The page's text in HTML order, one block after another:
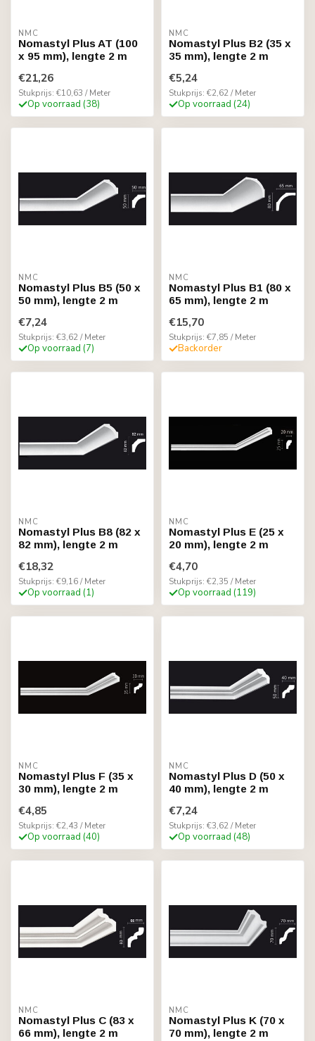
NMC
Nomastyl Plus AT (100
x 95 mm), lengte 2 m
€21,26
Stukprijs: €10,63 / Meter
Op voorraad (38)
NMC
Nomastyl Plus B2 (35 x
35 mm), lengte 2 m
€5,24
Stukprijs: €2,62 / Meter
Op voorraad (24)
NMC
Nomastyl Plus B5 (50 x
50 mm), lengte 2 m
€7,24
Stukprijs: €3,62 / Meter
Op voorraad (7)
NMC
Nomastyl Plus B1 (80 x
65 mm), lengte 2 m
€15,70
Stukprijs: €7,85 / Meter
Backorder
NMC
Nomastyl Plus B8 (82 x
82 mm), lengte 2 m
€18,32
Stukprijs: €9,16 / Meter
Op voorraad (1)
NMC
Nomastyl Plus E (25 x
20 mm), lengte 2 m
€4,70
Stukprijs: €2,35 / Meter
Op voorraad (119)
NMC
Nomastyl Plus F (35 x
30 mm), lengte 2 m
€4,85
Stukprijs: €2,43 / Meter
Op voorraad (40)
NMC
Nomastyl Plus D (50 x
40 mm), lengte 2 m
€7,24
Stukprijs: €3,62 / Meter
Op voorraad (48)
NMC
Nomastyl Plus C (83 x
66 mm), lengte 2 m
NMC
Nomastyl Plus K (70 x
70 mm), lengte 2 m